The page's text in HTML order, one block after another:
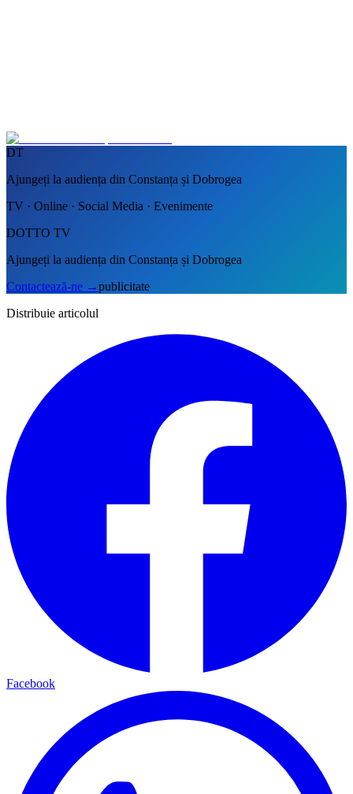
DT
Ajungeți la audiența din Constanța și Dobrogea
TV · Online · Social Media · Evenimente
DOTTO TV
Ajungeți la audiența din Constanța și Dobrogea
Contactează-ne →publicitate
Distribuie articolul
Facebook